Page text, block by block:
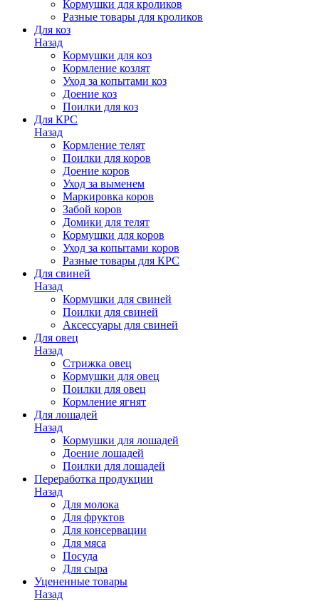
Кормушки для кроликов
Разные товары для кроликов
Для коз
Назад
Кормушки для коз
Кормление козлят
Уход за копытами коз
Доение коз
Поилки для коз
Для КРС
Назад
Кормление телят
Поилки для коров
Доение коров
Уход за выменем
Маркировка коров
Забой коров
Домики для телят
Кормушки для коров
Уход за копытами коров
Разные товары для КРС
Для свиней
Назад
Кормушки для свиней
Поилки для свиней
Аксессуары для свиней
Для овец
Назад
Стрижка овец
Кормушки для овец
Поилки для овец
Кормление ягнят
Для лошадей
Назад
Кормушки для лошадей
Доение лошадей
Поилки для лошадей
Переработка продукции
Назад
Для молока
Для фруктов
Для консервации
Для мяса
Посуда
Для сыра
Уцененные товары
Назад